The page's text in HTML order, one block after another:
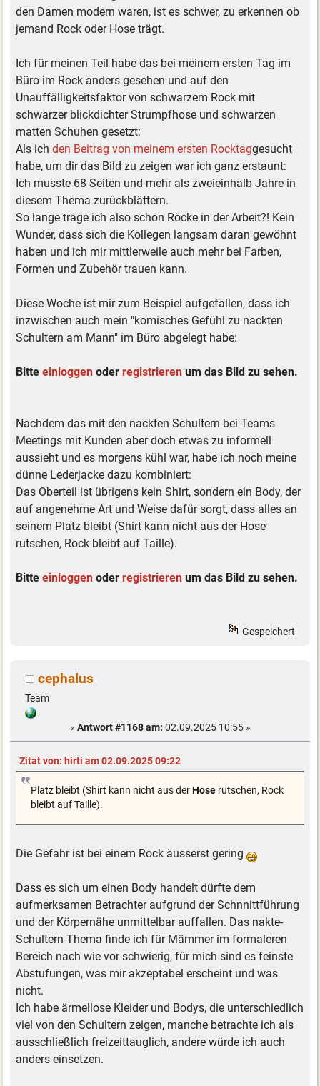
den Damen modern waren, ist es schwer, zu erkennen ob
jemand Rock oder Hose trägt.
Ich für meinen Teil habe das bei meinem ersten Tag im
Büro im Rock anders gesehen und auf den
Unauffälligkeitsfaktor von schwarzem Rock mit
schwarzer blickdichter Strumpfhose und schwarzen
matten Schuhen gesetzt:
Als ichden Beitrag von meinem ersten Rocktaggesucht
habe, um dir das Bild zu zeigen war ich ganz erstaunt:
Ich musste 68 Seiten und mehr als zweieinhalb Jahre in
diesem Thema zurückblättern.
So lange trage ich also schon Röcke in der Arbeit?! Kein
Wunder, dass sich die Kollegen langsam daran gewöhnt
haben und ich mir mittlerweile auch mehr bei Farben,
Formen und Zubehör trauen kann.
Diese Woche ist mir zum Beispiel aufgefallen, dass ich
inzwischen auch mein "komisches Gefühl zu nackten
Schultern am Mann" im Büro abgelegt habe:
Bitteeinloggen oderregistrieren um das Bild zu sehen.
Nachdem das mit den nackten Schultern bei Teams
Meetings mit Kunden aber doch etwas zu informell
aussieht und es morgens kühl war, habe ich noch meine
dünne Lederjacke dazu kombiniert:
Das Oberteil ist übrigens kein Shirt, sondern ein Body, der
auf angenehme Art und Weise dafür sorgt, dass alles an
seinem Platz bleibt (Shirt kann nicht aus der Hose
rutschen, Rock bleibt auf Taille).
Bitteeinloggen oderregistrieren um das Bild zu sehen.
Gespeichert
cephalus
Team
« Antwort #1168 am: 02.09.2025 10:55 »
Zitat von: hirti am 02.09.2025 09:22
Platz bleibt (Shirt kann nicht aus derHose rutschen, Rock
bleibt auf Taille).
Die Gefahr ist bei einem Rock äusserst gering
Dass es sich um einen Body handelt dürfte dem
aufmerksamen Betrachter aufgrund der Schnnittführung
und der Körpernähe unmittelbar auffallen. Das nakte-
Schultern-Thema finde ich für Mämmer im formaleren
Bereich nach wie vor schwierig, für mich sind es feinste
Abstufungen, was mir akzeptabel erscheint und was
nicht.
Ich habe ärmellose Kleider und Bodys, die unterschiedlich
viel von den Schultern zeigen, manche betrachte ich als
ausschließlich freizeittauglich, andere würde ich auch
anders einsetzen.